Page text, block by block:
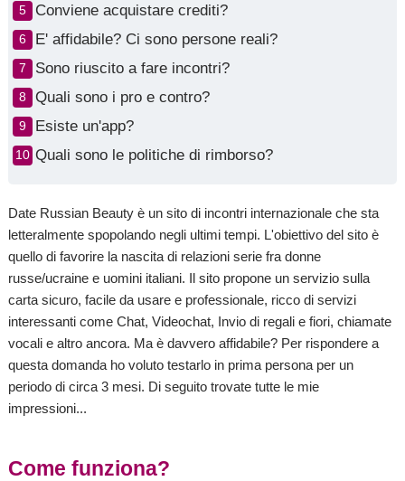
Conviene acquistare crediti?
E' affidabile? Ci sono persone reali?
Sono riuscito a fare incontri?
Quali sono i pro e contro?
Esiste un'app?
Quali sono le politiche di rimborso?
Date Russian Beauty è un sito di incontri internazionale che sta
letteralmente spopolando negli ultimi tempi. L'obiettivo del sito è
quello di favorire la nascita di relazioni serie fra donne
russe/ucraine e uomini italiani. Il sito propone un servizio sulla
carta sicuro, facile da usare e professionale, ricco di servizi
interessanti come Chat, Videochat, Invio di regali e fiori, chiamate
vocali e altro ancora. Ma è davvero affidabile? Per rispondere a
questa domanda ho voluto testarlo in prima persona per un
periodo di circa 3 mesi. Di seguito trovate tutte le mie
impressioni...
Come funziona?